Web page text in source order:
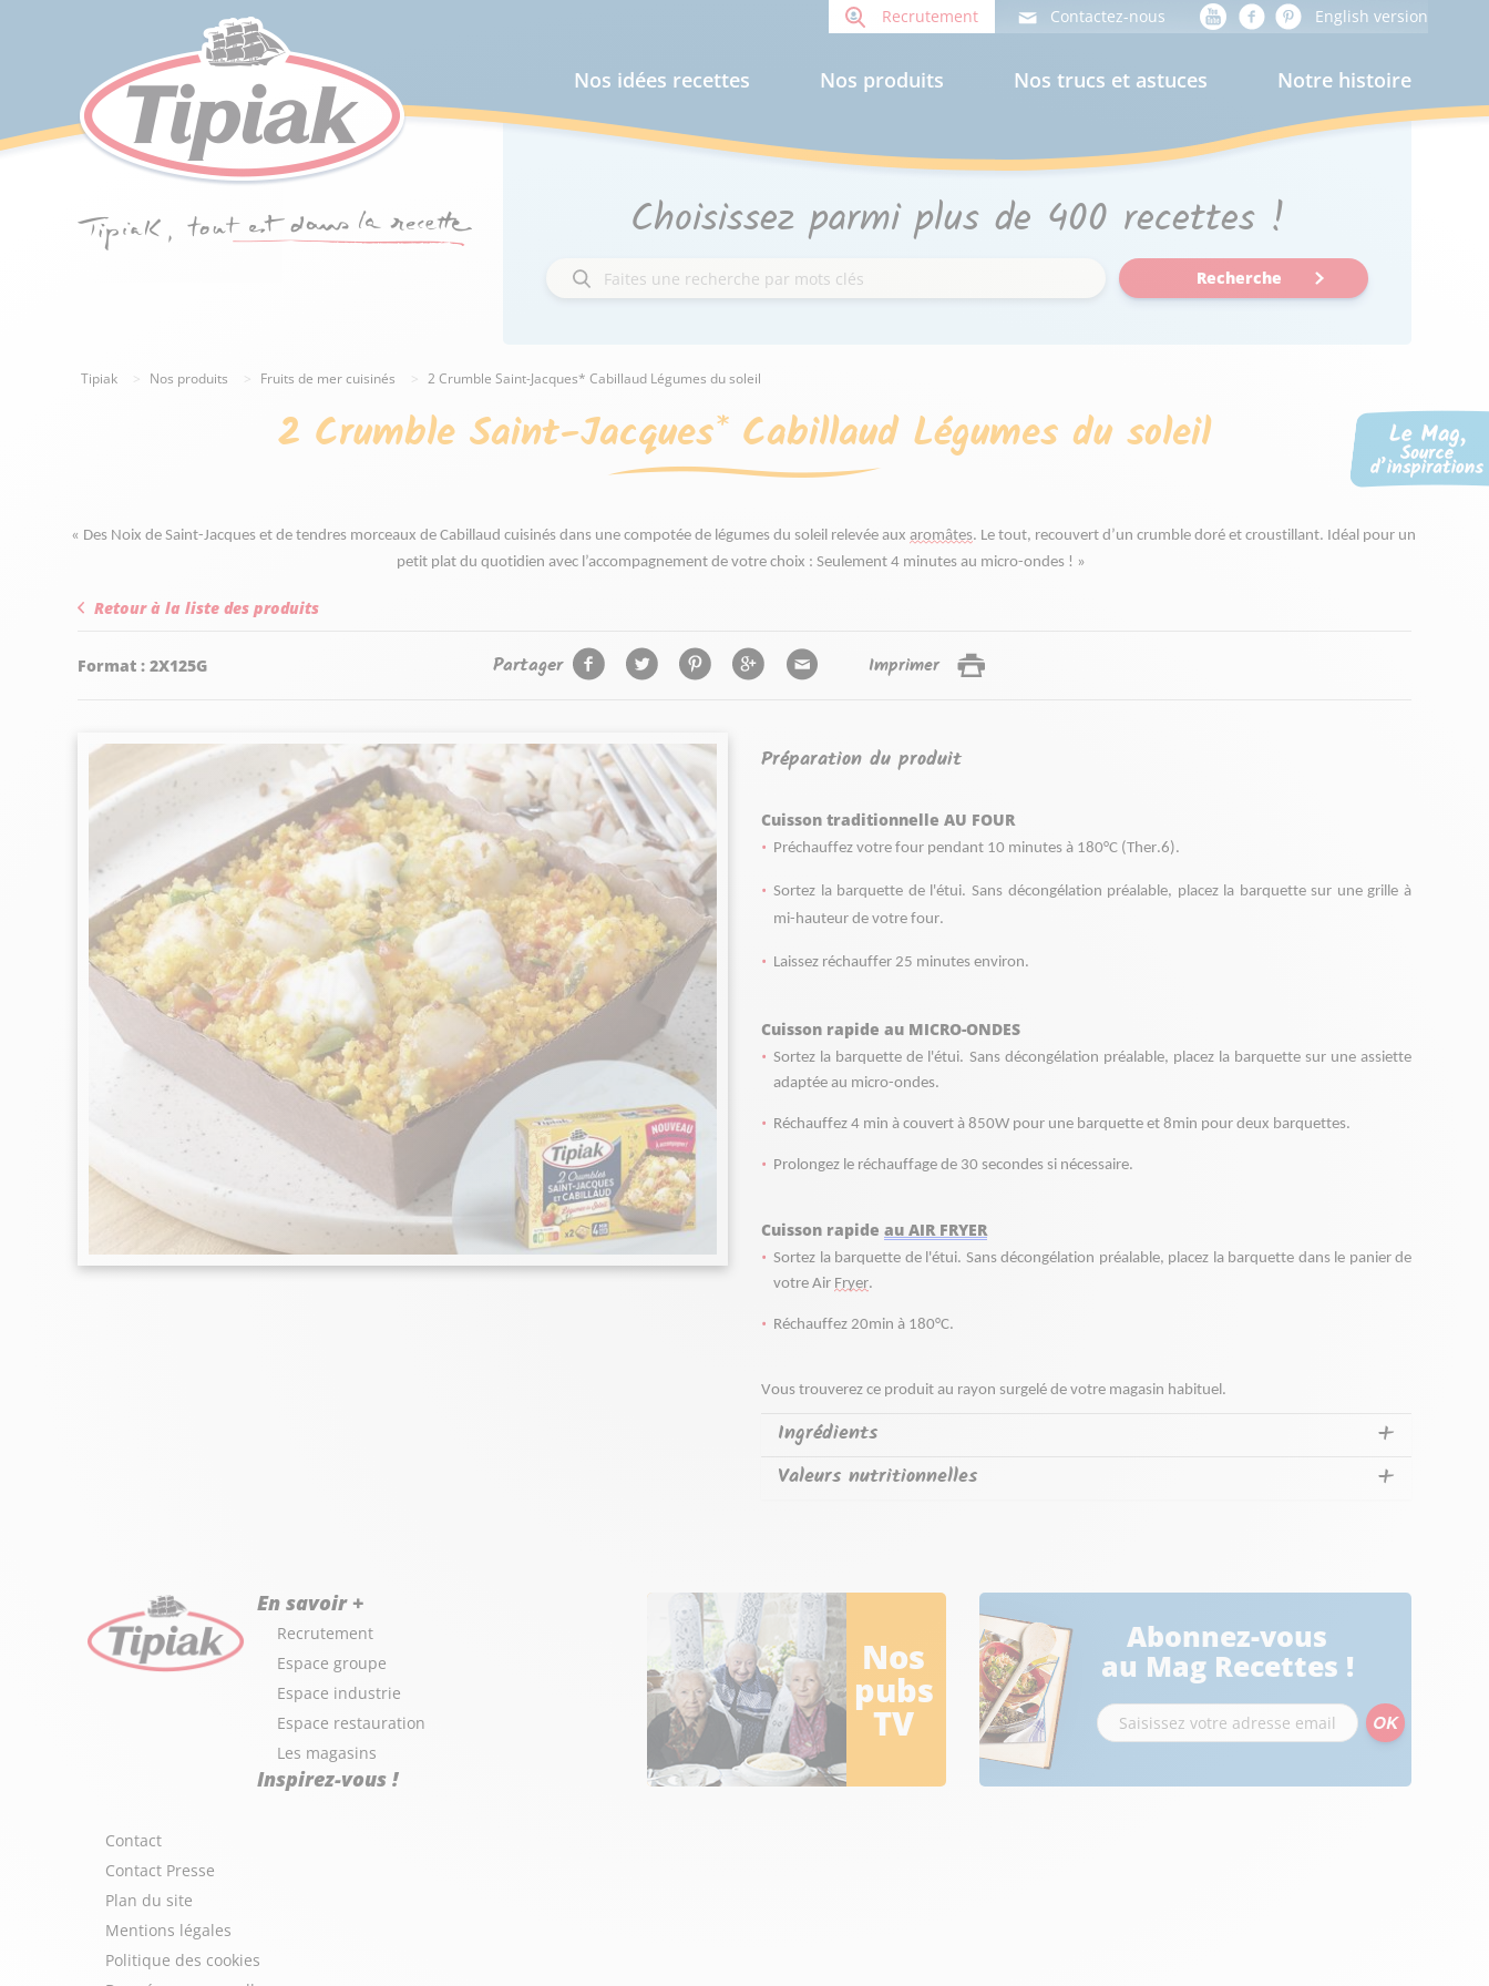
Choisissez parmi plus de 400 recettes !
Recherche
English version
Recrutement Contactez-nous
Nos idées recettes Nos produits Nos trucs et astuces Notre histoire
Tipiak Nos produits Fruits de mer cuisinés 2 Crumble Saint-Jacques* Cabillaud Légumes du soleil
2 Crumble Saint-Jacques* Cabillaud Légumes du soleil
« Des Noix de Saint-Jacques et de tendres morceaux de Cabillaud cuisinés dans une compotée de légumes du soleil relevée aux aromâtes. Le tout, recouvert d’un crumble doré et croustillant. Idéal pour un
petit plat du quotidien avec l’accompagnement de votre choix : Seulement 4 minutes au micro-ondes ! »
Retour à la liste des produits
Format : 2X125G Partager Imprimer
Préparation du produit
Cuisson traditionnelle AU FOUR
Préchauffez votre four pendant 10 minutes à 180°C (Ther.6).
Sortez la barquette de l'étui. Sans décongélation préalable, placez la barquette sur une grille à
mi-hauteur de votre four.
Laissez réchauffer 25 minutes environ.
Cuisson rapide au MICRO-ONDES
Sortez la barquette de l'étui. Sans décongélation préalable, placez la barquette sur une assiette
adaptée au micro-ondes.
Réchauffez 4 min à couvert à 850W pour une barquette et 8min pour deux barquettes.
Prolongez le réchauffage de 30 secondes si nécessaire.
Cuisson rapide au AIR FRYER
Sortez la barquette de l'étui. Sans décongélation préalable, placez la barquette dans le panier de
votre Air Fryer.
Réchauffez 20min à 180°C.
Vous trouverez ce produit au rayon surgelé de votre magasin habituel.
Ingrédients
Valeurs nutritionnelles
En savoir +
Recrutement
Espace groupe
Espace industrie
Espace restauration
Les magasins
Inspirez-vous !
Contact
Contact Presse
Plan du site
Mentions légales
Politique des cookies
Nos
pubs
TV
Abonnez-vous
au Mag Recettes !